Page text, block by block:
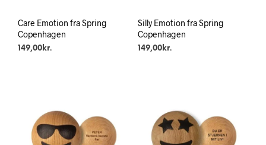
Care Emotion fra Spring
Copenhagen
149,00 kr.
Silly Emotion fra Spring
Copenhagen
149,00kr.